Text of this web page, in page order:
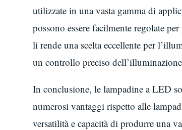
utilizzate in una vasta gamma di
possono essere facilmente regolate
li rende una scelta eccellente per
un controllo preciso
In conclusione, le lampadine a LED
numerosi vantaggi rispetto alle
versatilità e capacità di produrre una